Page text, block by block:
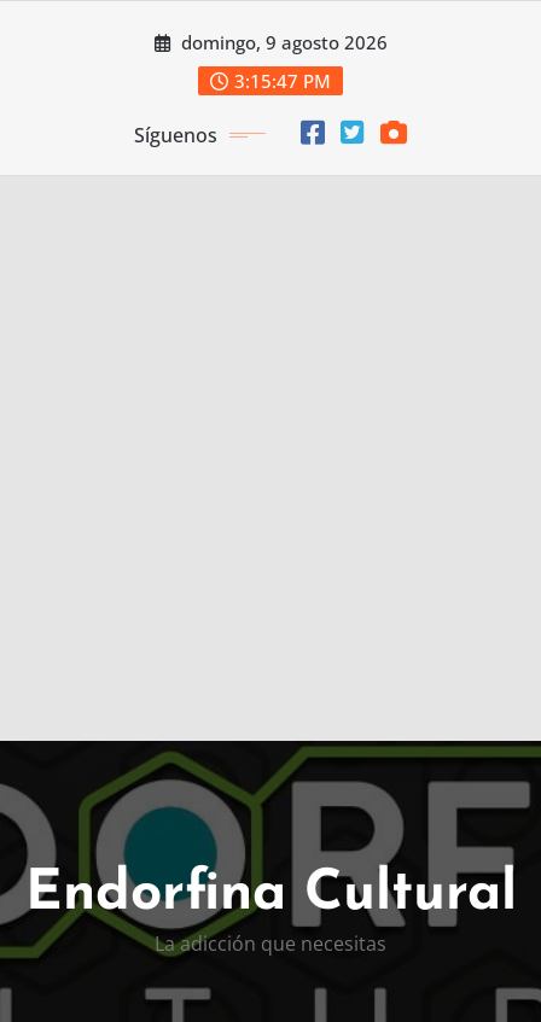
domingo, 9 agosto 2026
3:15:48 PM
Síguenos
Endorfina Cultural
La adicción que necesitas